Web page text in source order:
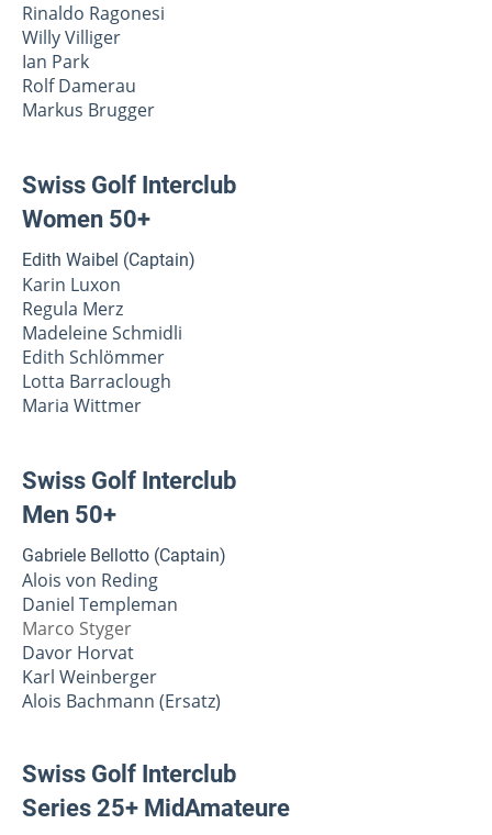
Rinaldo Ragonesi
Willy Villiger
Ian Park
Rolf Damerau
Markus Brugger
Swiss Golf Interclub
Women 50+
Edith Waibel (Captain)
Karin Luxon
Regula Merz
Madeleine Schmidli
Edith Schlömmer
Lotta Barraclough
Maria Wittmer
Swiss Golf Interclub
Men 50+
Gabriele Bellotto (Captain)
Alois von Reding
Daniel Templeman
Marco Styger
Davor Horvat
Karl Weinberger
Alois Bachmann (Ersatz)
Swiss Golf Interclub
Series 25+ MidAmateure